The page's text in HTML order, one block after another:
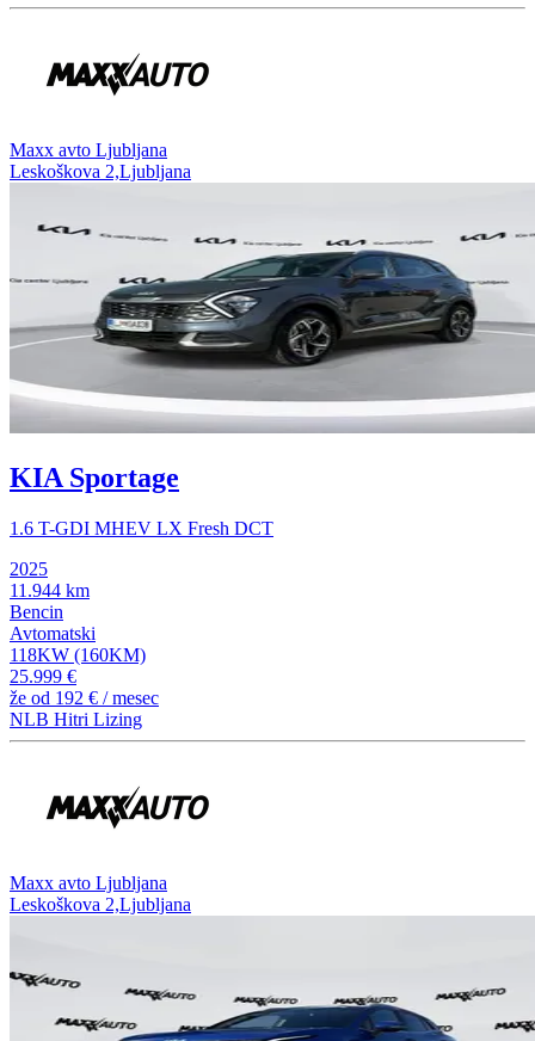
⁠Maxx avto Ljubljana
Leskoškova 2,Ljubljana
KIA Sportage
1.6 T-GDI MHEV LX Fresh DCT
2025
11.944 km
Bencin
Avtomatski
118KW (160KM)
25.999 €
že od 192 € / mesec
NLB Hitri Lizing
⁠Maxx avto Ljubljana
Leskoškova 2,Ljubljana